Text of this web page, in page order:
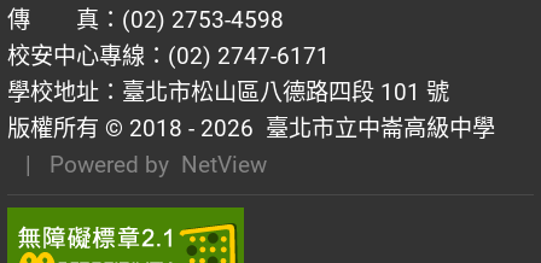
傳 真：(02) 2753-4598
校安中心專線：(02) 2747-6171
學校地址：臺北市松山區八德路四段 101 號
版權所有 © 2018 - 2026 臺北市立中崙高級中學
| Powered by NetView